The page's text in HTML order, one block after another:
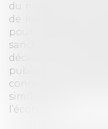
du marché. Les
de leurs actions,
pour garantir des
sanction
décision dans
public. Cette
concurrence et à
similaires dans
l’économie.